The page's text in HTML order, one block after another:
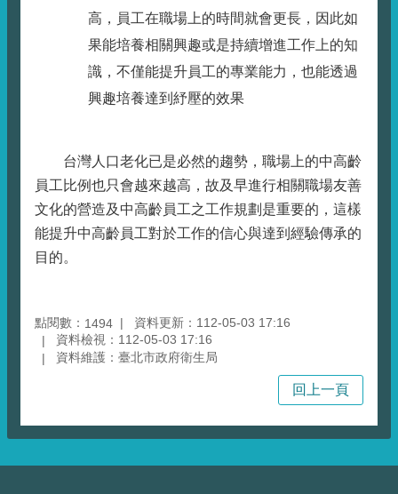
高，員工在職場上的時間就會更長，因此如
果能培養相關興趣或是持續增進工作上的知
識，不僅能提升員工的專業能力，也能透過
興趣培養達到紓壓的效果
台灣人口老化已是必然的趨勢，職場上的中高齡
員工比例也只會越來越高，故及早進行相關職場友善
文化的營造及中高齡員工之工作規劃是重要的，這樣
能提升中高齡員工對於工作的信心與達到經驗傳承的
目的。
點閱數： 1494
資料更新：112-05-03 17:16
資料檢視：112-05-03 17:16
資料維護：臺北市政府衛生局
回上一頁